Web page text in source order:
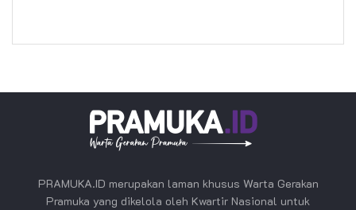
PRAMUKA.ID merupakan laman khusus Warta Gerakan
Pramuka yang dikelola oleh Kwartir Nasional untuk